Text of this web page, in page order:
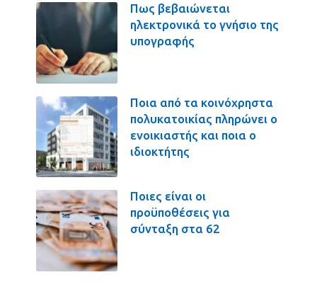
Πως βεβαιώνεται
ηλεκτρονικά το γνήσιο της
υπογραφής
Ποια από τα κοινόχρηστα
πολυκατοικίας πληρώνει ο
ενοικιαστής και ποια ο
ιδιοκτήτης
Ποιες είναι οι
προϋποθέσεις για
σύνταξη στα 62